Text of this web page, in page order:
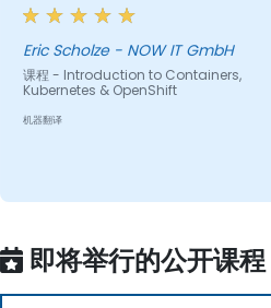
Eric Scholze - NOW IT GmbH
课程 - Introduction to Containers,
Kubernetes & OpenShift
机器翻译
即将举行的公开课程